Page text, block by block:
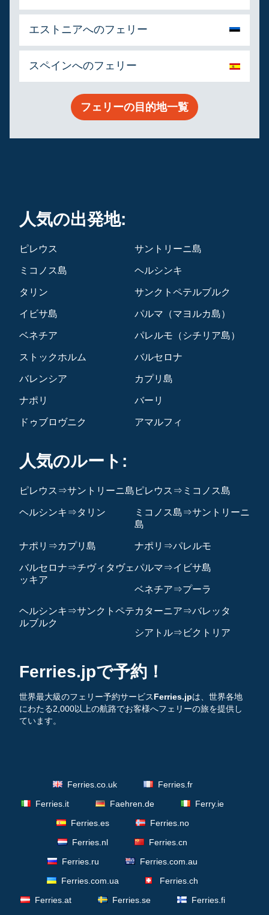
エストニアへのフェリー
スペインへのフェリー
フェリーの目的地一覧
人気の出発地:
ピレウス サントリーニ島
ミコノス島 ヘルシンキ
タリン サンクトペテルブルク
イビサ島 パルマ（マヨルカ島）
ベネチア パレルモ（シチリア島）
ストックホルム バルセロナ
バレンシア カプリ島
ナポリ バーリ
ドゥブロヴニク アマルフィ
人気のルート:
ピレウス⇒サントリーニ島 ピレウス⇒ミコノス島
ヘルシンキ⇒タリン
ミコノス島⇒サントリーニ
島
ナポリ⇒カプリ島 ナポリ⇒パレルモ
バルセロナ⇒チヴィタヴェ
ッキア
パルマ⇒イビサ島
ベネチア⇒プーラ
ヘルシンキ⇒サンクトペテ
ルブルク
カターニア⇒バレッタ
シアトル⇒ビクトリア
Ferries.jpで予約！
世界最大級のフェリー予約サービスFerries.jpは、世界各地
にわたる2,000以上の航路でお客様へフェリーの旅を提供し
ています。
Ferries.co.uk
Ferries.fr
Ferries.it
Faehren.de
Ferry.ie
Ferries.es
Ferries.no
Ferries.nl
Ferries.cn
Ferries.ru
Ferries.com.au
Ferries.com.ua
Ferries.ch
Ferries.at
Ferries.se
Ferries.fi